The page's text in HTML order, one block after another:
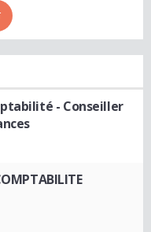
- Conseiller